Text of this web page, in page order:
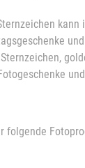
folgende